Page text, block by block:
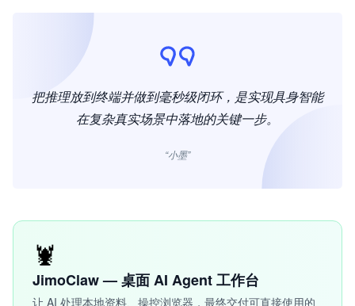
把推理放到终端并做到毫秒级闭环，是实现具身智能
在复杂真实场景中落地的关键一步。
“小墨”
🦞
JimoClaw — 桌面 AI Agent 工作台
让 AI 处理本地资料、操控浏览器，最终交付可直接使用的